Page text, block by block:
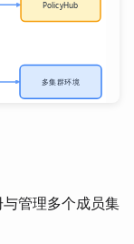
与管理多个成员集